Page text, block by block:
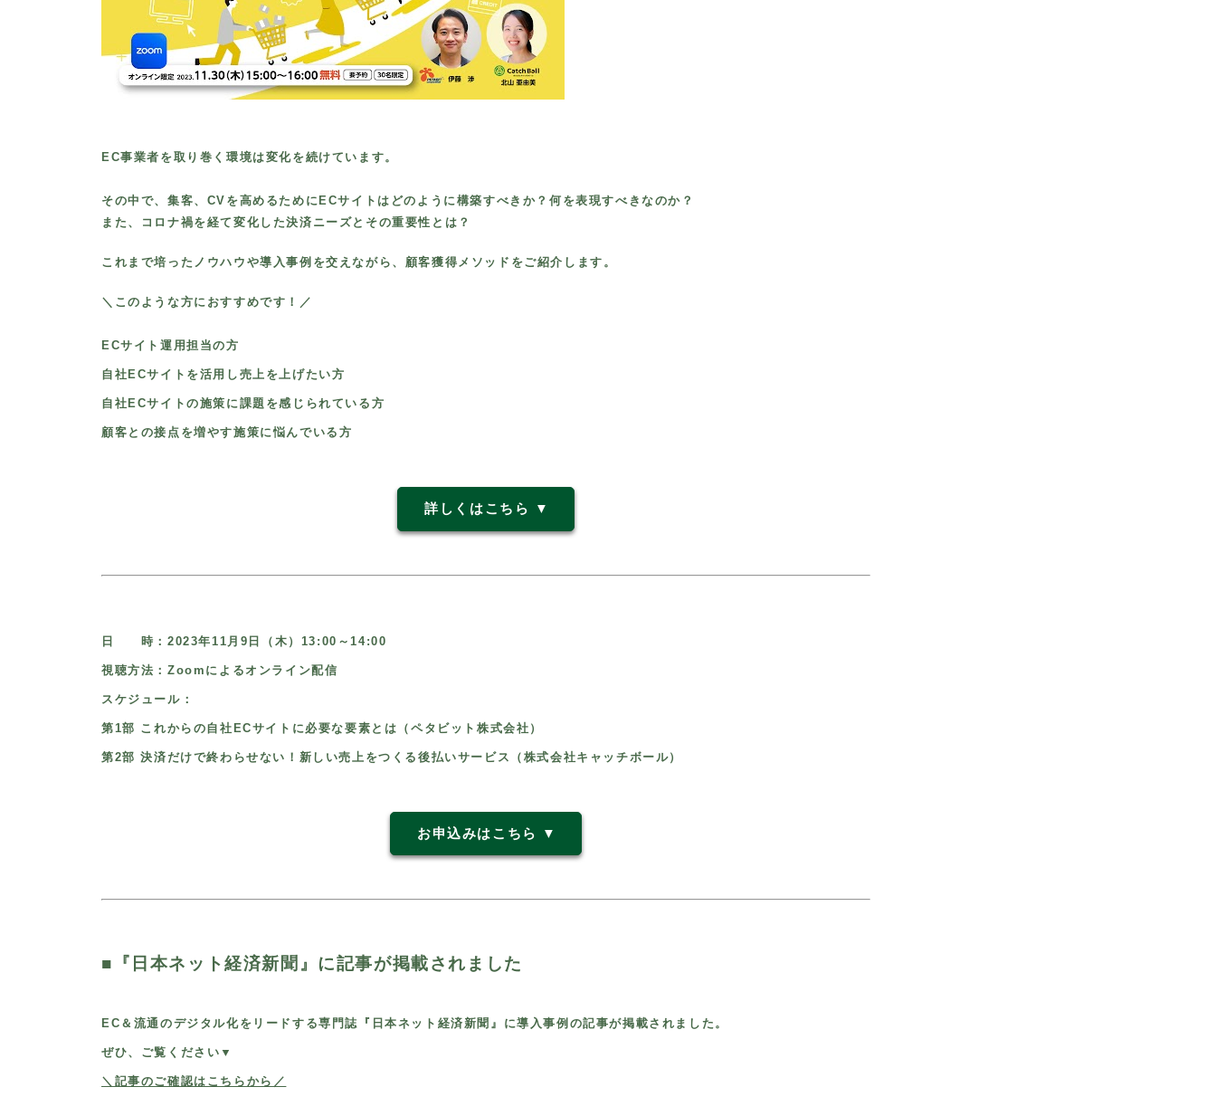
EC事業者を取り巻く環境は変化を続けています。
その中で、集客、CVを高めるためにECサイトはどのように構築すべきか？何を表現すべきなのか？
また、コロナ禍を経て変化した決済ニーズとその重要性とは？
これまで培ったノウハウや導入事例を交えながら、顧客獲得メソッドをご紹介します。
＼このような方におすすめです！／
ECサイト運用担当の方
自社ECサイトを活用し売上を上げたい方
自社ECサイトの施策に課題を感じられている方
顧客との接点を増やす施策に悩んでいる方
詳しくはこちら ▼
日 時：2023年11月9日（木）13:00～14:00
視聴方法：Zoomによるオンライン配信
スケジュール：
第1部 これからの自社ECサイトに必要な要素とは（ペタビット株式会社）
第2部 決済だけで終わらせない！新しい売上をつくる後払いサービス（株式会社キャッチボール）
お申込みはこちら ▼
■ 『日本ネット経済新聞』に記事が掲載されました
EC＆流通のデジタル化をリードする専門誌『日本ネット経済新聞』に導入事例の記事が掲載されました。
ぜひ、ご覧ください▼
＼記事のご確認はこちらから／